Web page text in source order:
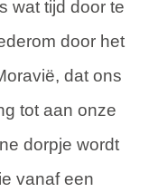
wat tijd door te
door het
dat ons
tot aan onze
dorpje wordt
vanaf een